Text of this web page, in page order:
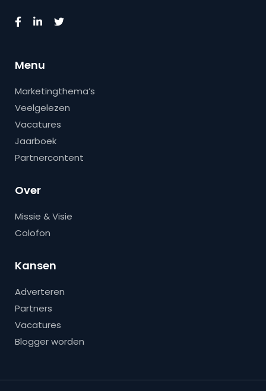
Menu
Marketingthema’s
Veelgelezen
Vacatures
Jaarboek
Partnercontent
Over
Missie & Visie
Colofon
Kansen
Adverteren
Partners
Vacatures
Blogger worden